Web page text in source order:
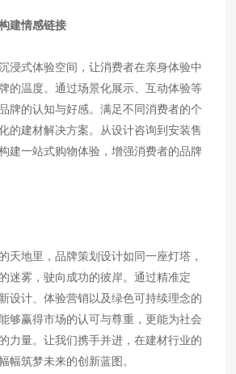
建情感链接
浸式体验空间，让消费者在亲身体验中
的温度。通过场景化展示、互动体验等
牌的认知与好感。满足不同消费者的个
的建材解决方案。从设计咨询到安装售
建一站式购物体验，增强消费者的品牌
天地里，品牌策划设计如同一座灯塔，
迷雾，驶向成功的彼岸。通过精准定
设计、体验营销以及绿色可持续理念的
够赢得市场的认可与尊重，更能为社会
力量。让我们携手并进，在建材行业的
幅筑梦未来的创新蓝图。